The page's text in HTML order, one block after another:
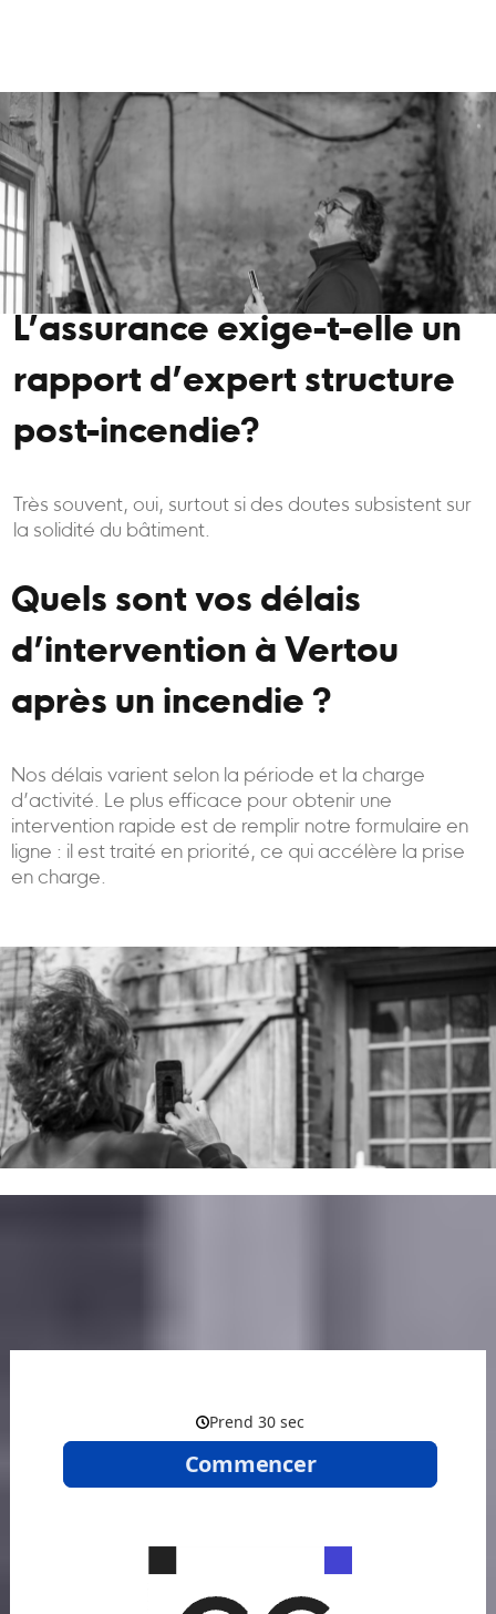
L’assurance exige-t-elle un
rapport d’expert structure
post-incendie?
Très souvent, oui, surtout si des doutes subsistent sur
la solidité du bâtiment.
Quels sont vos délais
d’intervention à Vertou
après un incendie ?
Nos délais varient selon la période et la charge
d’activité. Le plus efficace pour obtenir une
intervention rapide est de remplir notre formulaire en
ligne : il est traité en priorité, ce qui accélère la prise
en charge.